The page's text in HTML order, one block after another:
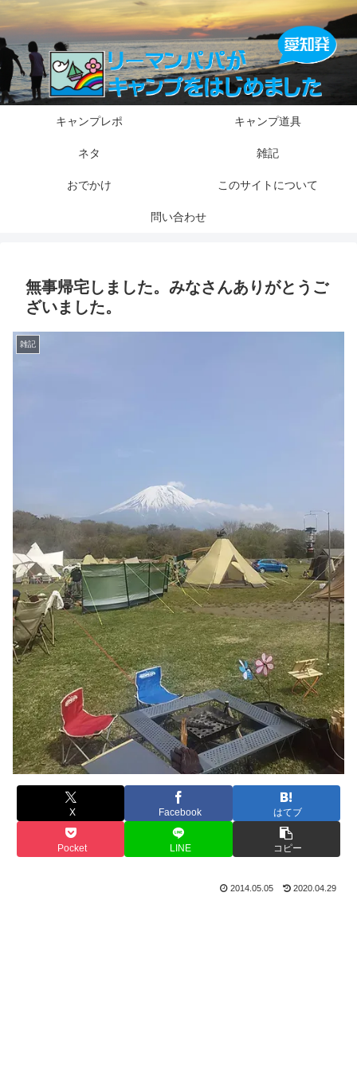
キャンプレポ キャンプ道具
ネタ 雑記
おでかけ このサイトについて
問い合わせ
無事帰宅しました。みなさんありがとうご
ざいました。
雑記
X Facebook はてブ
Pocket LINE コピー
2014.05.05 2020.04.29